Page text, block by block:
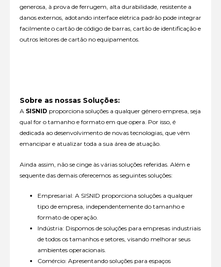
generosa, à prova de ferrugem, alta durabilidade, resistente a
danos externos, adotando interface elétrica padrão pode integrar
facilmente o cartão de código de barras, cartão de identificação e
outros leitores de cartão no equipamentos.
Sobre as nossas Soluções:
A SISNID proporciona soluções a qualquer género empresa, seja
qual for o tamanho e formato em que opera. Por isso, é
dedicada ao desenvolvimento de novas tecnologias, que vêm
emancipar e atualizar toda a sua área de atuação.
Ainda assim, não se cinge às várias soluções referidas. Além e
sequente das demais oferecemos as seguintes soluções:
Empresarial: A SISNID proporciona soluções a qualquer
tipo de empresa, independentemente do tamanho e
formato de operação.
Indústria: Dispomos de soluções para empresas industriais
de todos os tamanhos e setores, visando melhorar seus
ambientes operacionais.
Comércio: Apresentando soluções para espaços